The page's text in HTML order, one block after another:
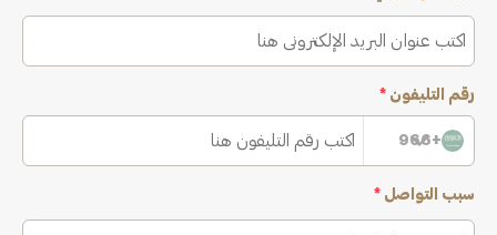
رقم التليفون *
+966
سبب التواصل *